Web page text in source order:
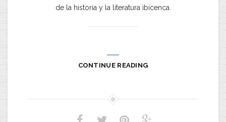
de la historia y la literatura ibicenca.
CONTINUE READING